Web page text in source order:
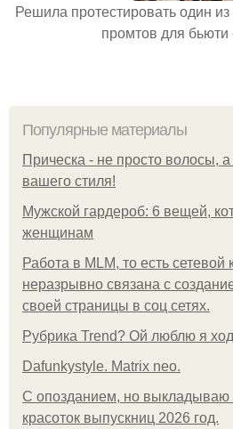
Решила протестировать один
промтов для бьюти
Популярные материалы
Прическа - не просто волосы,
вашего стиля!
Мужской гардероб: 6 вещей,
женщинам
Работа в MLM, то есть
неразрывно связана с
своей страницы в соц сетях.
Рубрика Trend? Ой люблю я
Dafunkystyle. Matrix neo.
С опозданием, но выкладываю
красоток выпускниц 2026 год.